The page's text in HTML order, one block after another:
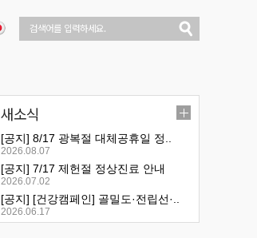
새소식
[공지] 8/17 광복절 대체공휴일 정..
2026.08.07
[공지] 7/17 제헌절 정상진료 안내
2026.07.02
[공지] [건강캠페인] 골밀도·전립선·..
2026.06.17